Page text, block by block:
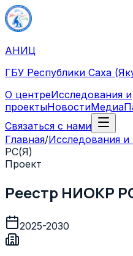
АНИЦ
ГБУ Республики Саха
О центреИсследования и
проектыНовостиМедиа
Связаться с нами
Главная/Исследования и
РС(Я)
Проект
Реестр НИОКР
2025-2030